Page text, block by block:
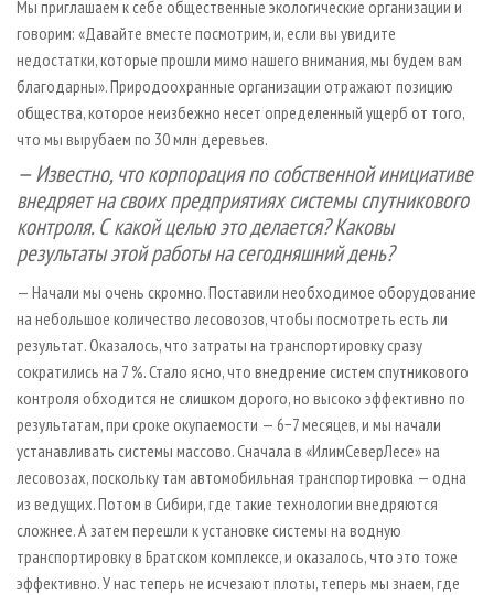
Мы приглашаем к себе общественные экологические организации и
говорим: «Давайте вместе посмотрим, и, если вы увидите
недостатки, которые прошли мимо нашего внимания, мы будем вам
благодарны». Природоохранные организации отражают позицию
общества, которое неизбежно несет определенный ущерб от того,
что мы вырубаем по 30 млн деревьев.
— Известно, что корпорация по собственной инициативе
внедряет на своих предприятиях системы спутникового
контроля. С какой целью это делается? Каковы
результаты этой работы на сегодняшний день?
— Начали мы очень скромно. Поставили необходимое оборудование
на небольшое количество лесовозов, чтобы посмотреть есть ли
результат. Оказалось, что затраты на транспортировку сразу
сократились на 7 %. Стало ясно, что внедрение систем спутникового
контроля обходится не слишком дорого, но высоко эффективно по
результатам, при сроке окупаемости — 6−7 месяцев, и мы начали
устанавливать системы массово. Сначала в «ИлимСеверЛесе» на
лесовозах, поскольку там автомобильная транспортировка — одна
из ведущих. Потом в Сибири, где такие технологии внедряются
сложнее. А затем перешли к установке системы на вод­ную
транспортировку в Братском комплексе, и оказалось, что это тоже
эффективно. У нас теперь не исчезают плоты, теперь мы знаем, где